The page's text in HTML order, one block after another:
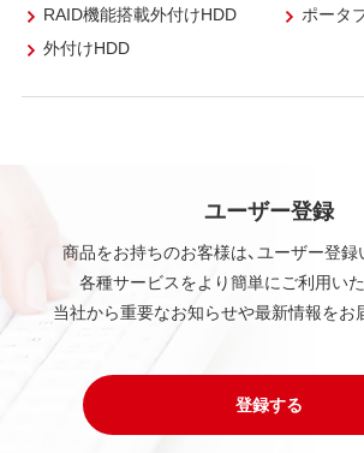
RAID機能搭載外付けHDD
ポータ
外付けHDD
ユーザー登録
商品をお持ちのお客様は、ユーザー登
各種サービスをより簡単にご利用いた
当社から重要なお知らせや最新情報をお
登録する